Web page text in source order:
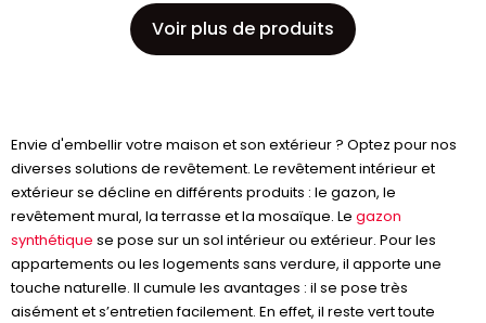
Voir plus de produits
Envie d'embellir votre maison et son extérieur ? Optez pour nos
diverses solutions de revêtement. Le revêtement intérieur et
extérieur se décline en différents produits : le gazon, le
revêtement mural, la terrasse et la mosaïque. Le gazon
synthétique se pose sur un sol intérieur ou extérieur. Pour les
appartements ou les logements sans verdure, il apporte une
touche naturelle. Il cumule les avantages : il se pose très
aisément et s’entretien facilement. En effet, il reste vert toute